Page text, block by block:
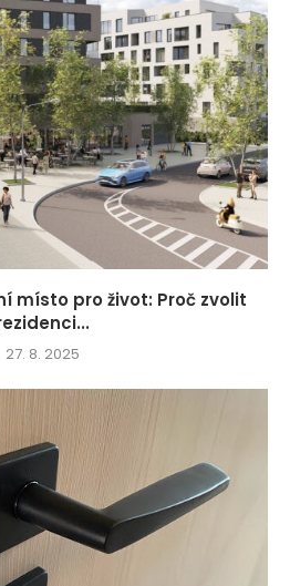
místo pro život: Proč zvolit
27. 8. 2025